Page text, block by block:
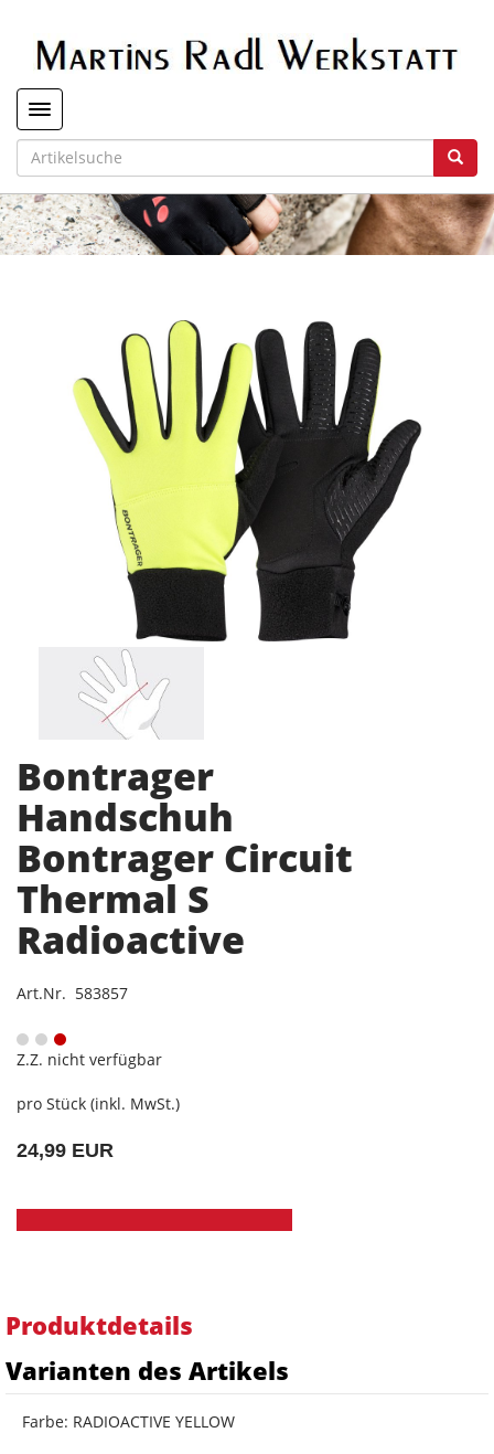
Toggle navigation
Bontrager
Handschuh
Bontrager Circuit
Thermal S
Radioactive
Art.Nr. 583857
Z.Z. nicht verfügbar
pro Stück (inkl. MwSt.)
24,99 EUR
Produktdetails
Varianten des Artikels
Farbe: RADIOACTIVE YELLOW